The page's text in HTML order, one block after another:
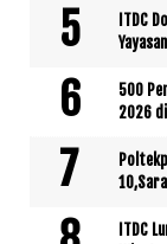
ITDC
500
2026
ITDC